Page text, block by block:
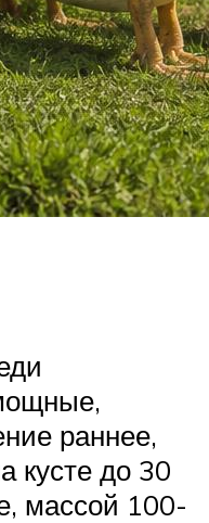
раннее,
кусте до 30
массой 100-